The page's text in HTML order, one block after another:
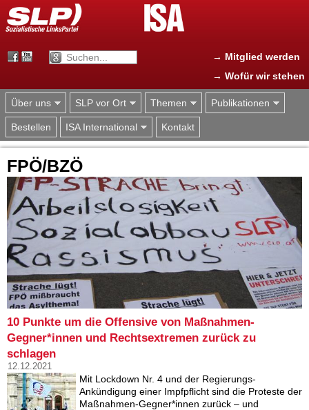
Jump to navigation
→ Mitglied werden
→ Wofür wir stehen
Über uns SLP vor Ort Themen Publikationen
Bestellen ISA International Kontakt
FPÖ/BZÖ
10 Punkte um die Offensive von Maßnahmen-
Gegner*innen und Rechtsextremen zurück zu
schlagen
12.12.2021
Mit Lockdown Nr. 4 und der Regierungs-
Ankündigung einer Impfpflicht sind die Proteste der
Maßnahmen-Gegner*innen zurück – und